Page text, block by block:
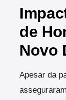
de
Novo
Apesar da